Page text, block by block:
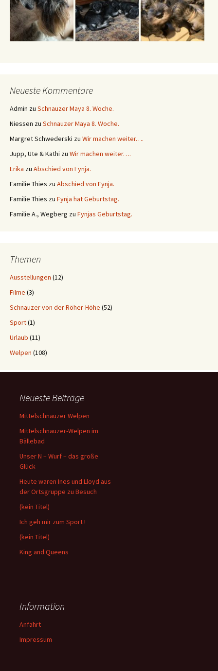
Neueste Kommentare
Admin zu Schnauzer Maya 8. Woche.
Niessen zu Schnauzer Maya 8. Woche.
Margret Schwederski zu Wir machen weiter….
Jupp, Ute & Kathi zu Wir machen weiter….
Erika zu Abschied von Fynja.
Familie Thies zu Abschied von Fynja.
Familie Thies zu Fynja hat Geburtstag.
Familie A., Wegberg zu Fynjas Geburtstag.
Themen
Ausstellungen (12)
Filme (3)
Schnauzer von der Röher-Höhe (52)
Sport(1)
Urlaub (11)
Welpen (108)
Neueste Beiträge
Mittelschnauzer Welpen
Mittelschnauzer-Welpen im
Bällebad
Unser N – Wurf – das große
Glück
Heute waren Ines und Lloyd aus
der Ortsgruppe zu Besuch
(kein Titel)
Ich geh mir zum Sport !
(kein Titel)
King and Queens
Information
Anfahrt
Impressum